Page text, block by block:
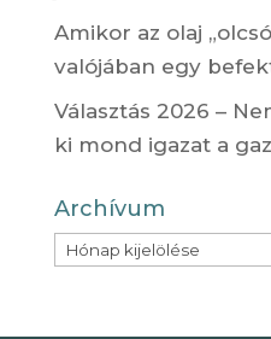
Amikor az olaj
valójában egy
Választás 2026 –
ki mond igazat a
Archívum
Archívum